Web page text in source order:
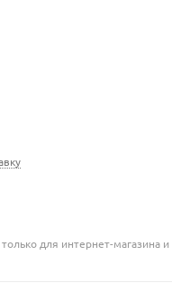
для интернет-магазина